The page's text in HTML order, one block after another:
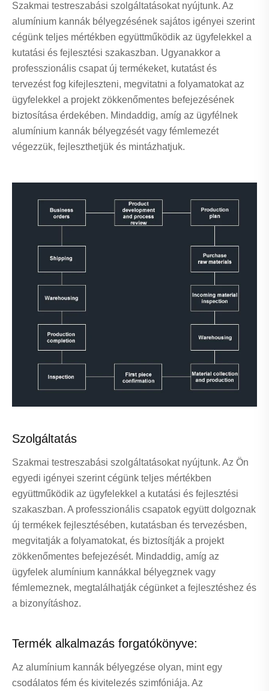
Szakmai testreszabási szolgáltatásokat nyújtunk. Az
alumínium kannák bélyegzésének sajátos igényei szerint
cégünk teljes mértékben együttműködik az ügyfelekkel a
kutatási és fejlesztési szakaszban. Ugyanakkor a
professzionális csapat új termékeket, kutatást és
tervezést fog kifejleszteni, megvitatni a folyamatokat az
ügyfelekkel a projekt zökkenőmentes befejezésének
biztosítása érdekében. Mindaddig, amíg az ügyfélnek
alumínium kannák bélyegzését vagy fémlemezét
végezzük, fejleszthetjük és mintázhatjuk.
Szolgáltatás
Szakmai testreszabási szolgáltatásokat nyújtunk. Az Ön
egyedi igényei szerint cégünk teljes mértékben
együttműködik az ügyfelekkel a kutatási és fejlesztési
szakaszban. A professzionális csapatok együtt dolgoznak
új termékek fejlesztésében, kutatásban és tervezésben,
megvitatják a folyamatokat, és biztosítják a projekt
zökkenőmentes befejezését. Mindaddig, amíg az
ügyfelek alumínium kannákkal bélyegznek vagy
fémlemeznek, megtalálhatják cégünket a fejlesztéshez és
a bizonyításhoz.
Termék alkalmazás forgatókönyve:
Az alumínium kannák bélyegzése olyan, mint egy
csodálatos fém és kivitelezés szimfóniája. Az